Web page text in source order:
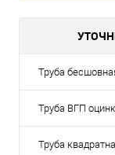
Труба
Труба ВГП
Труба